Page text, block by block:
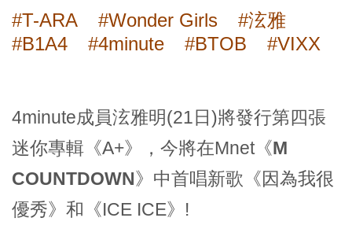
#T-ARA #Wonder Girls
#泫雅
#B1A4
#4minute #BTOB #VIXX
4minute成員泫雅明(21日)將發行第四張
迷你專輯《A+》，今將在Mnet《M
COUNTDOWN》 中首唱新歌《因為我很
優秀》和《ICE ICE》!